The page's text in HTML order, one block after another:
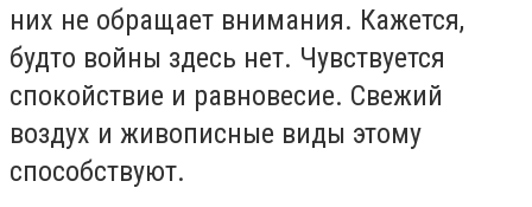
них не обращает внимания. Кажется,
будто войны здесь нет. Чувствуется
спокойствие и равновесие. Свежий
воздух и живописные виды этому
способствуют.